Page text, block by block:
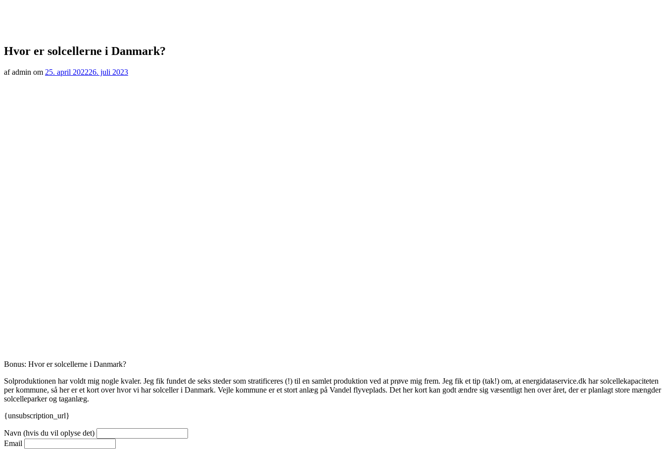
Hvor er solcellerne i Danmark?
af admin om 25. april 202226. juli 2023
Bonus: Hvor er solcellerne i Danmark?
Solproduktionen har voldt mig nogle kvaler. Jeg fik fundet de seks steder som stratificeres (!) til en samlet produktion ved at prøve mig frem. Jeg fik et tip (tak!) om, at energidataservice.dk har solcellekapaciteten
per kommune, så her er et kort over hvor vi har solceller i Danmark. Vejle kommune er et stort anlæg på Vandel flyveplads. Det her kort kan godt ændre sig væsentligt hen over året, der er planlagt store mængder
solcelleparker og taganlæg.
{unsubscription_url}
Navn (hvis du vil oplyse det)
Email